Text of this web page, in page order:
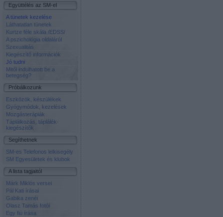
Együttélés az SM-el
A tünetek kezelése
Láthatatlan tünetek
Kurtze féle skála /EDSS/
A pszichológia oldaláról
Szexualitás
Kiegészítő információk
Jó tudni
Mitől indulhatott be a
betegség?
Próbálkozunk
Eszközök, készülékek
Gyógymódok, kezelések
Mozgásterápiák
Táplálkozás, táplálék-
kiegészítők
Segíthetnek
SM-es Telefonos lelkisegély
SM Egyesületek és klubok
A lista tagjaitól
Márk Miklós versei
Pál Kati írásai
Gabika zenéi
Olasz Tamás fotói
Egy fiú írása